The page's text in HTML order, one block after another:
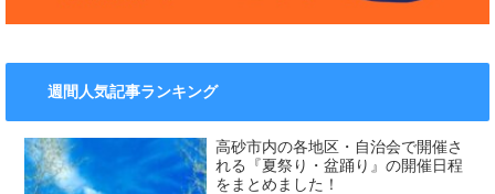
週間人気記事ランキング
高砂市内の各地区・自治会で開催さ
れる『夏祭り・盆踊り』の開催日程
をまとめました！